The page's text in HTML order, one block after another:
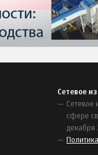
Сетевое
Сетевое
сфере
декабря